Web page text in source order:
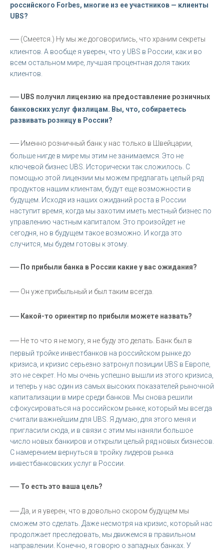
российского Forbes, многие из ее участников — клиенты
UBS?
— (Смеется.) Ну мы же договорились, что храним секреты
клиентов. А вообще я уверен, что у UBS в России, как и во
всем остальном мире, лучшая процентная доля таких
клиентов.
— UBS получил лицензию на предоставление розничных
банковских услуг физлицам. Вы, что, собираетесь
развивать розницу в России?
— Именно розничный банк у нас только в Швейцарии,
больше нигде в мире мы этим не занимаемся. Это не
ключевой бизнес UBS. Исторически так сложилось. С
помощью этой лицензии мы можем предлагать целый ряд
продуктов нашим клиентам, будут еще возможности в
будущем. Исходя из наших ожиданий роста в России
наступит время, когда мы захотим иметь местный бизнес по
управлению частным капиталом. Это произойдет не
сегодня, но в будущем такое возможно. И когда это
случится, мы будем готовы к этому.
— По прибыли банка в России какие у вас ожидания?
— Он уже прибыльный и был таким всегда.
— Какой-то ориентир по прибыли можете назвать?
— Не то что я не могу, я не буду это делать. Банк был в
первый тройке инвестбанков на российском рынке до
кризиса, и кризис серьезно затронул позиции UBS в Европе,
это не секрет. Но мы очень успешно вышли из этого кризиса,
и теперь у нас один из самых высоких показателей рыночной
капитализации в мире среди банков. Мы снова решили
сфокусироваться на российском рынке, который мы всегда
считали важнейшим для UBS. Я думаю, для этого меня и
пригласили сюда, и в связи с этим мы наняли большое
число новых банкиров и открыли целый ряд новых бизнесов.
С намерением вернуться в тройку лидеров рынка
инвестбанковских услуг в России.
— То есть это ваша цель?
— Да, и я уверен, что в довольно скором будущем мы
сможем это сделать. Даже несмотря на кризис, который нас
продолжает преследовать, мы движемся в правильном
направлении. Конечно, я говорю о западных банках. У